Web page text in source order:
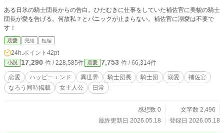
ある日氷の騎士団長からの告白。ひたむきに仕事をしていた補佐官に美貌の騎士
団長が愛を告げる。何故私？とパニックが止まらない。補佐官に溺愛は不要で
す！
恋愛 完結 短編
24h.ポイント 42pt
小説 17,290 位 / 228,585件 恋愛 7,753 位 / 66,314件
恋愛 ハッピーエンド 異世界 騎士団長 騎士団 溺愛
補佐官
なろう同時掲載
女主人公 日常
感想数 0
文字数 2,496
最終更新日 2026.05.18
登録日 2026.05.18